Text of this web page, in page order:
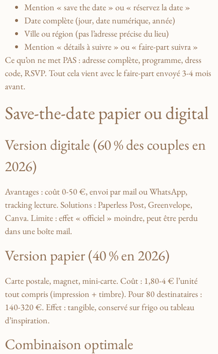
Mention « save the date » ou « réservez la date »
Date complète (jour, date numérique, année)
Ville ou région (pas l’adresse précise du lieu)
Mention « détails à suivre » ou « faire-part suivra »
Ce qu’on ne met PAS : adresse complète, programme, dress
code, RSVP. Tout cela vient avec le faire-part envoyé 3-4 mois
avant.
Save-the-date papier ou digital
Version digitale (60 % des couples en
2026)
Avantages : coût 0-50 €, envoi par mail ou WhatsApp,
tracking lecture. Solutions : Paperless Post, Greenvelope,
Canva. Limite : effet « officiel » moindre, peut être perdu
dans une boîte mail.
Version papier (40 % en 2026)
Carte postale, magnet, mini-carte. Coût : 1,80-4 € l’unité
tout compris (impression + timbre). Pour 80 destinataires :
140-320 €. Effet : tangible, conservé sur frigo ou tableau
d’inspiration.
Combinaison optimale